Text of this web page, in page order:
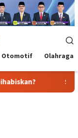
Otomotif Olahraga
Sri